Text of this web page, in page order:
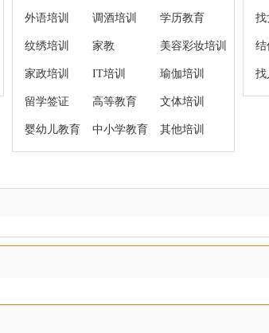
外语培训 调酒培训 学历教育
纹绣培训 家教 美容彩妆培训
家政培训 IT培训 瑜伽培训
留学签证 高等教育 文体培训
婴幼儿教育 中小学教育 其他培训
找
结
找